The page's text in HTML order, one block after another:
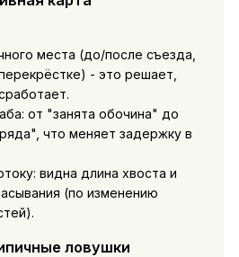
места (до/после съезда,
- это решает,
от "занята обочина" до
что меняет задержку в
видна длина хвоста и
(по изменению
ловушки